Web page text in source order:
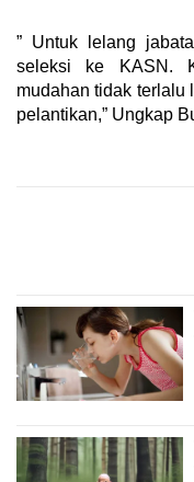
” Untuk lelang
seleksi ke KASN.
mudahan tidak terlalu
pelantikan,” Ungkap